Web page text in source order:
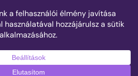
sem törheti meg a
izgalmas verseny
csúcsok között